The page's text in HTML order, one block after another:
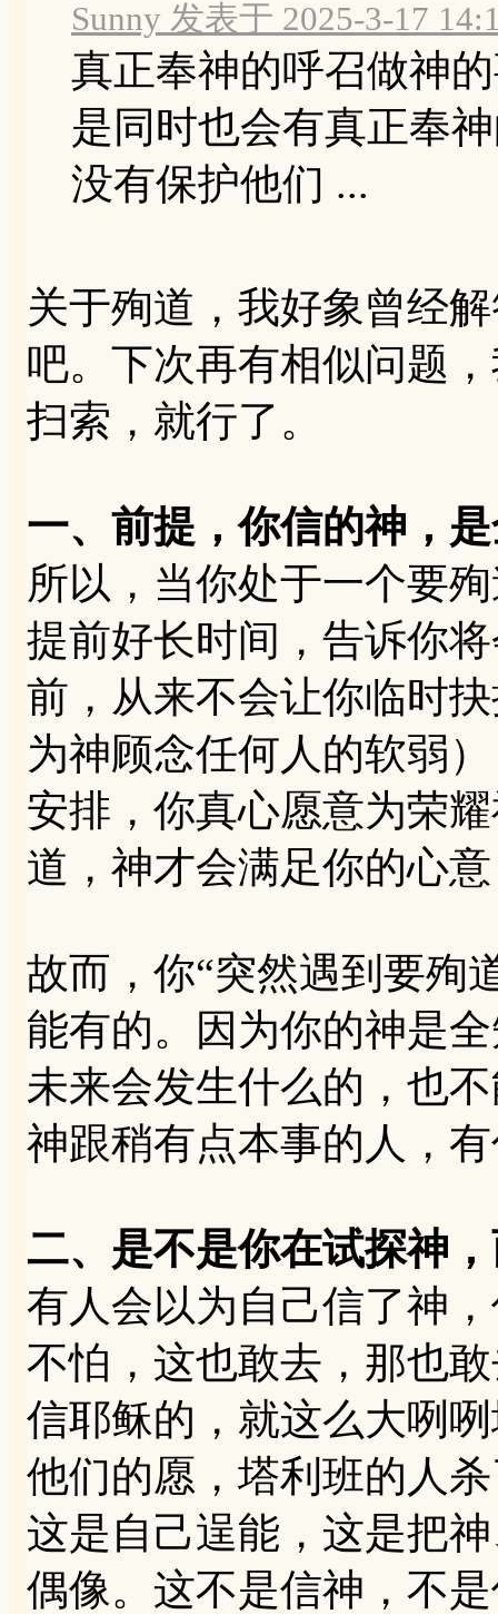
Sunny 发表于 2025-3-17
真正奉神的呼召做神
是同时也会有真正奉
没有保护他们 ...
关于殉道，我好象曾经
吧。下次再有相似问题
扫索，就行了。
一、前提，你信的神，
所以，当你处于一个要
提前好长时间，告诉你
前，从来不会让你临时
为神顾念任何人的软弱
安排，你真心愿意为荣
道，神才会满足你的心
故而，你“突然遇到要殉
能有的。因为你的神是
未来会发生什么的，也
神跟稍有点本事的人，
二、是不是你在试探神
有人会以为自己信了神
不怕，这也敢去，那也
信耶稣的，就这么大咧
他们的愿，塔利班的人
这是自己逞能，这是把
偶像。这不是信神，不